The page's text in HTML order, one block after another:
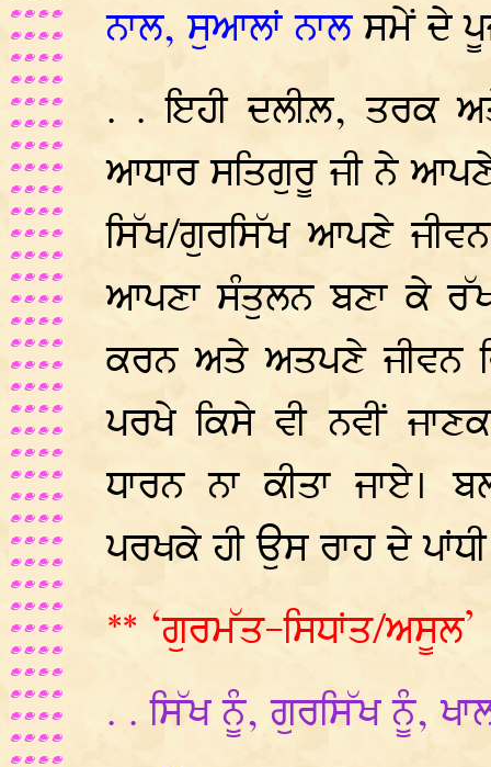
ਨਾਲ, ਸੁਆਲਾਂ ਨਾਲਸਮੇਂ ਦੇ
. . ਇਹੀ ਦਲੀਲ਼, ਤਰਕ
ਆਧਾਰ ਸਤਿਗੁਰੂ ਜੀ ਨੇ ਆਪਣੇ
ਸਿੱਖ/ਗੁਰਸਿੱਖ ਆਪਣੇ
ਆਪਣਾ ਸੰਤੁਲਨ ਬਣਾ ਕੇ
ਕਰਨ ਅਤੇ ਅਤਪਣੇ ਜੀਵਨ
ਪਰਖੇ ਕਿਸੇ ਵੀ ਨਵੀਂ
ਧਾਰਨ ਨਾ ਕੀਤਾ ਜਾਏ।
ਪਰਖਕੇ ਹੀ ਉਸ ਰਾਹ ਦੇ
** ‘ਗੁਰਮੱਤ-ਸਿਧਾਂਤ/
. . ਸਿੱਖ ਨੂੰ, ਗੁਰਸਿੱਖ ਨੂੰ,